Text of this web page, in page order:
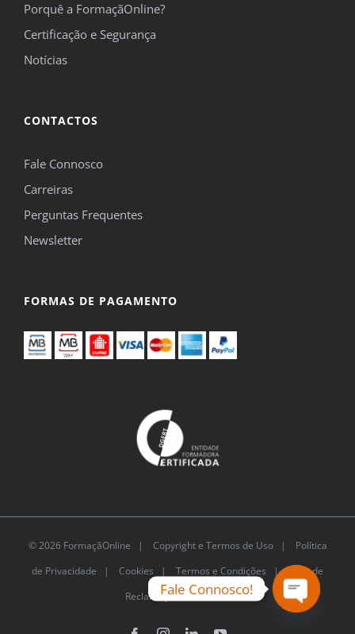
Porquê a FormaçãOnline?
Certificação e Segurança
Notícias
CONTACTOS
Fale Connosco
Carreiras
Perguntas Frequentes
Newsletter
FORMAS DE PAGAMENTO
© 2026 FormaçãOnline | Copyright e Termos de Uso|
Política
de Privacidade | Cookies | Termos e Condições |Livro de
Reclamações Eletrónico
Fale Connosco!